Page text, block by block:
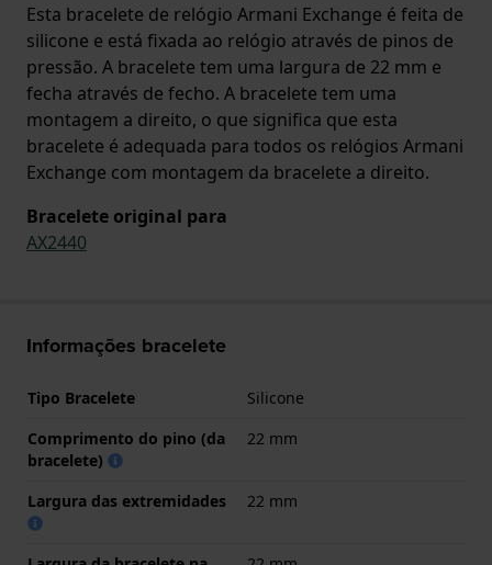
Esta bracelete de relógio Armani Exchange é feita de
silicone e está fixada ao relógio através de pinos de
pressão. A bracelete tem uma largura de 22 mm e
fecha através de fecho. A bracelete tem uma
montagem a direito, o que significa que esta
bracelete é adequada para todos os relógios Armani
Exchange com montagem da bracelete a direito.
Bracelete original para
AX2440
Informações bracelete
Tipo Bracelete
Silicone
Comprimento do pino (da
bracelete)
22 mm
Largura das extremidades 22 mm